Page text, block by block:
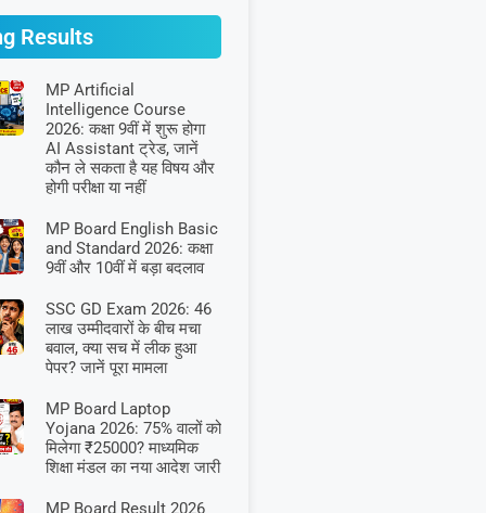
Results
MP Artificial
Intelligence Course
2026: कक्षा 9वीं में शुरू होगा
AI Assistant ट्रेड, जानें
कौन ले सकता है यह विषय और
होगी परीक्षा या नहीं
MP Board English Basic
and Standard 2026: कक्षा
9वीं और 10वीं में बड़ा बदलाव
SSC GD Exam 2026: 46
लाख उम्मीदवारों के बीच मचा
बवाल, क्या सच में लीक हुआ
पेपर? जानें पूरा मामला
MP Board Laptop
Yojana 2026: 75% वालों को
मिलेगा ₹25000? माध्यमिक
शिक्षा मंडल का नया आदेश जारी
MP Board Result 2026